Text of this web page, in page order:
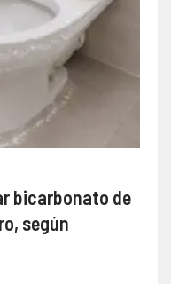
bicarbonato de
según